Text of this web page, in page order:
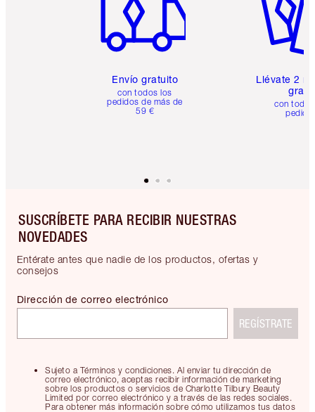
Envío gratuito
con todos los
pedidos de más de
59 €
Llévate 2
gratis
con
SUSCRÍBETE PARA RECIBIR NUESTRAS
NOVEDADES
Entérate antes que nadie de los productos, ofertas y
consejos
Sujeto a Términos y condiciones. Al enviar tu dirección de
correo electrónico, aceptas recibir información de marketing
sobre los productos o servicios de Charlotte Tilbury Beauty
Limited por correo electrónico y a través de las redes sociales.
Para obtener más información sobre cómo utilizamos tus datos
Dirección de correo electrónico
REGÍSTRATE